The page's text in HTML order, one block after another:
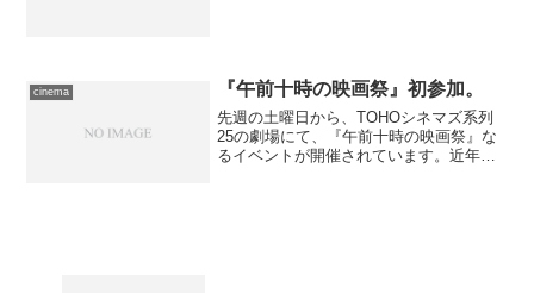
cinema 『午前十時の映画祭』初参加。
先週の土曜日から、TOHOシネマズ系列
25の劇場にて、『午前十時の映画祭』な
るイベントが開催されています。近年、